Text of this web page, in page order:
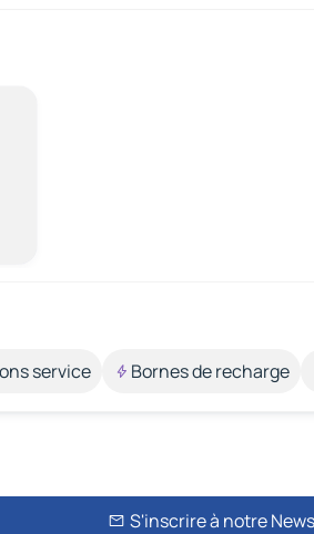
service Bornes de recharge
S'inscrire à notre